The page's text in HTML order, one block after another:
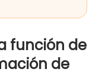
función de
de